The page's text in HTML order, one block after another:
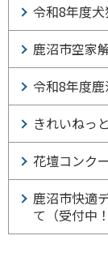
令和8年度
鹿沼市空家
令和8年度鹿
きれいねっ
花壇コンク
鹿沼市快適
て（受付中！